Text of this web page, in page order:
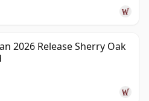
2026 Release Sherry Oak